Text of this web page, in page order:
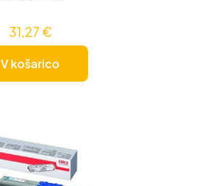
31,27 €
V košarico